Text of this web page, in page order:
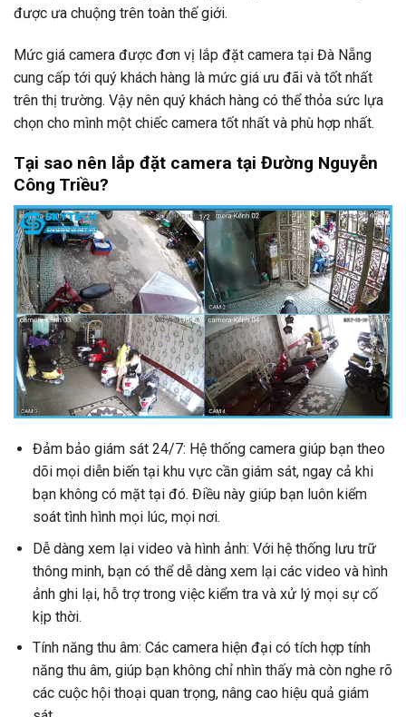
được ưa chuộng trên toàn thế giới.
Mức giá camera được đơn vị lắp đặt camera tại Đà Nẵng
cung cấp tới quý khách hàng là mức giá ưu đãi và tốt nhất
trên thị trường. Vậy nên quý khách hàng có thể thỏa sức lựa
chọn cho mình một chiếc camera tốt nhất và phù hợp nhất.
Tại sao nên lắp đặt camera tại Đường Nguyễn
Công Triều?
Đảm bảo giám sát 24/7: Hệ thống camera giúp bạn theo
dõi mọi diễn biến tại khu vực cần giám sát, ngay cả khi
bạn không có mặt tại đó. Điều này giúp bạn luôn kiểm
soát tình hình mọi lúc, mọi nơi.
Dễ dàng xem lại video và hình ảnh: Với hệ thống lưu trữ
thông minh, bạn có thể dễ dàng xem lại các video và hình
ảnh ghi lại, hỗ trợ trong việc kiểm tra và xử lý mọi sự cố
kịp thời.
Tính năng thu âm: Các camera hiện đại có tích hợp tính
năng thu âm, giúp bạn không chỉ nhìn thấy mà còn nghe rõ
các cuộc hội thoại quan trọng, nâng cao hiệu quả giám